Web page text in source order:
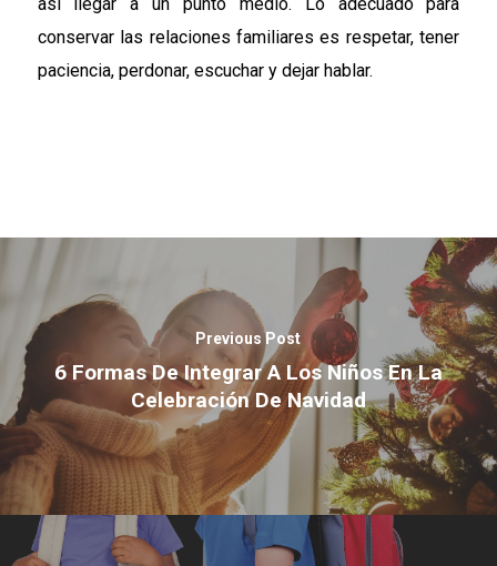
conservar las relaciones familiares es respetar, tener
paciencia, perdonar, escuchar y dejar hablar.
Previous Post
6 Formas De Integrar A Los Niños En La
Celebración De Navidad